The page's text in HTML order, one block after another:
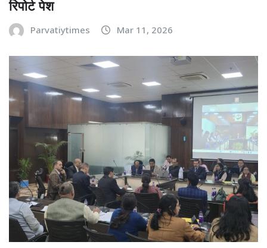
रिपोर्ट पेश
Parvatiytimes Mar 11, 2026